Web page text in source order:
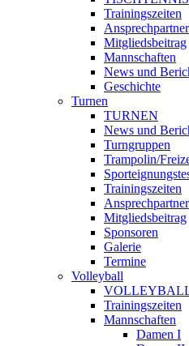
Trainingszeiten
Ansprechpartner
Mitgliedsbeitrag
Mannschaften
News und
Geschichte
Turnen
TURNEN
News und
Turngruppen
Trampolin/
Trainingszeiten
Ansprechpartner
Mitgliedsbeitrag
Sponsoren
Galerie
Termine
Volleyball
Trainingszeiten
Mannschaften
Damen I